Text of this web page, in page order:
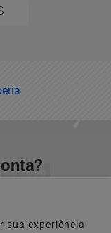
sua experiência